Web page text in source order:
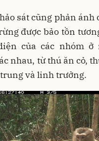
sát cũng phản ánh
được bảo tồn
của các nhóm ở
nhau, từ thú ăn cỏ,
và linh trưởng.